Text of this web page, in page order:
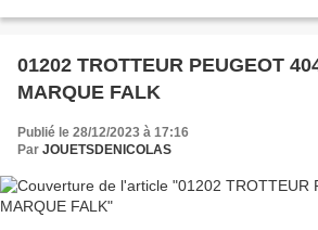
01202 TROTTEUR PEUGEOT
MARQUE FALK
Publié le 28/12/2023 à 17:16
Par JOUETSDENICOLAS